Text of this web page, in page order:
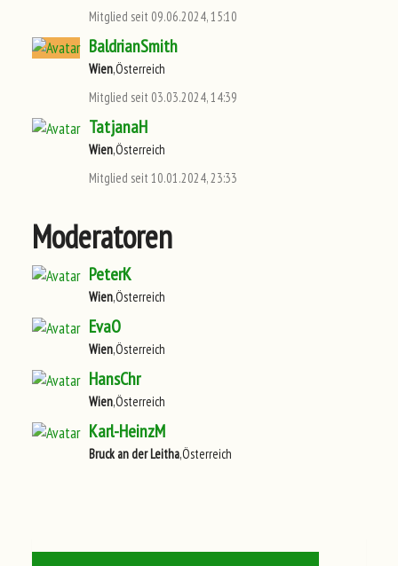
Mitglied seit 09.06.2024, 15:10
BaldrianSmith
Wien,Österreich
Mitglied seit 03.03.2024, 14:39
TatjanaH
Wien,Österreich
Mitglied seit 10.01.2024, 23:33
Moderatoren
PeterK
Wien,Österreich
EvaO
Wien,Österreich
HansChr
Wien,Österreich
Karl-HeinzM
Bruck an der Leitha,Österreich